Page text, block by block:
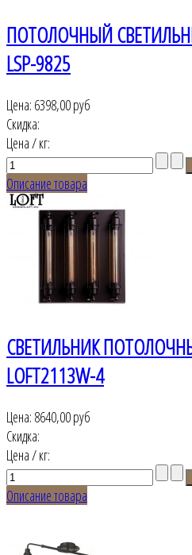
ПОТОЛОЧНЫЙ
LSP-9825
Цена: 6398,00 руб
Скидка:
Цена / кг:
Описание товара
СВЕТИЛЬНИК
LOFT2113W-4
Цена: 8640,00 руб
Скидка:
Цена / кг:
Описание товара